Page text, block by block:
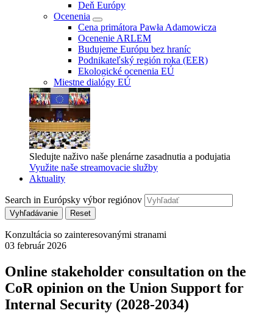
Deň Európy
Ocenenia
Cena primátora Pawła Adamowicza
Ocenenie ARLEM
Budujeme Európu bez hraníc
Podnikateľský región roka (EER)
Ekologické ocenenia EÚ
Miestne dialógy EÚ
Sledujte naživo naše plenárne zasadnutia a podujatia
Využite naše streamovacie služby
Aktuality
Search in Európsky výbor regiónov
Vyhľadávanie Reset
Konzultácia so zainteresovanými stranami
03 február 2026
Online stakeholder consultation on the
CoR opinion on the Union Support for
Internal Security (2028-2034)